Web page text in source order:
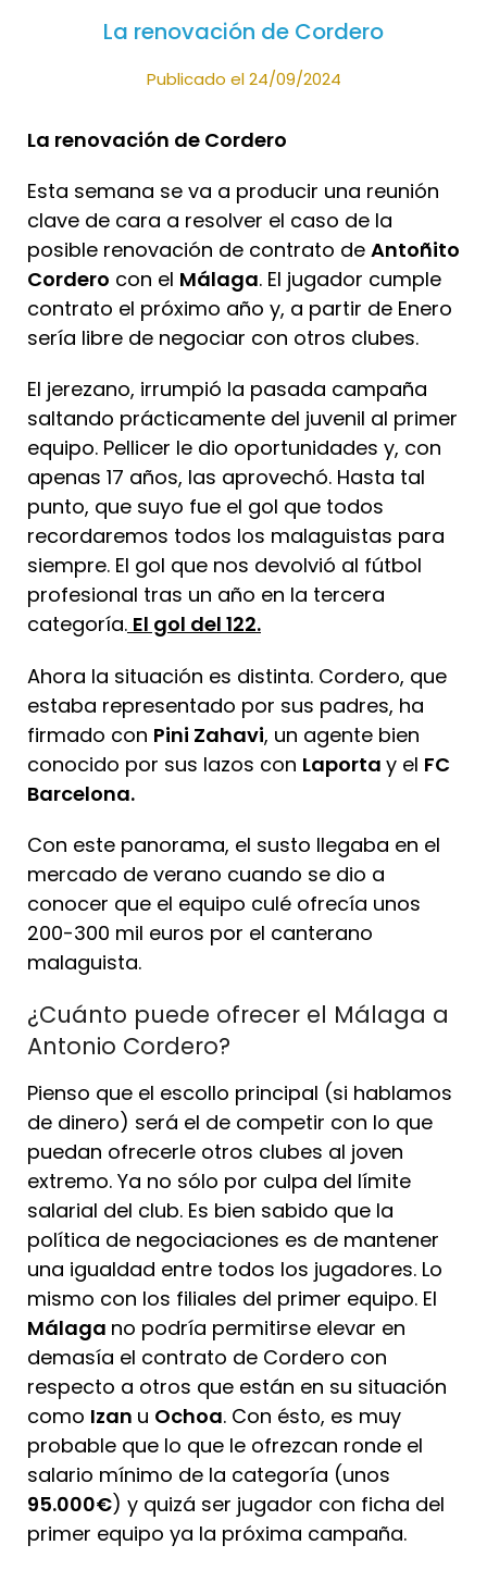
La renovación de Cordero
Publicado el 24/09/2024
La renovación de Cordero
Esta semana se va a producir una reunión
clave de cara a resolver el caso de la
posible renovación de contrato de Antoñito
Cordero con el Málaga. El jugador cumple
contrato el próximo año y, a partir de Enero
sería libre de negociar con otros clubes.
El jerezano, irrumpió la pasada campaña
saltando prácticamente del juvenil al primer
equipo. Pellicer le dio oportunidades y, con
apenas 17 años, las aprovechó. Hasta tal
punto, que suyo fue el gol que todos
recordaremos todos los malaguistas para
siempre. El gol que nos devolvió al fútbol
profesional tras un año en la tercera
categoría. El gol del 122.
Ahora la situación es distinta. Cordero, que
estaba representado por sus padres, ha
firmado con Pini Zahavi, un agente bien
conocido por sus lazos con Laporta y el FC
Barcelona.
Con este panorama, el susto llegaba en el
mercado de verano cuando se dio a
conocer que el equipo culé ofrecía unos
200-300 mil euros por el canterano
malaguista.
¿Cuánto puede ofrecer el Málaga a
Antonio Cordero?
Pienso que el escollo principal (si hablamos
de dinero) será el de competir con lo que
puedan ofrecerle otros clubes al joven
extremo. Ya no sólo por culpa del límite
salarial del club. Es bien sabido que la
política de negociaciones es de mantener
una igualdad entre todos los jugadores. Lo
mismo con los filiales del primer equipo. El
Málaga no podría permitirse elevar en
demasía el contrato de Cordero con
respecto a otros que están en su situación
como Izan u Ochoa. Con ésto, es muy
probable que lo que le ofrezcan ronde el
salario mínimo de la categoría (unos
95.000€) y quizá ser jugador con ficha del
primer equipo ya la próxima campaña.